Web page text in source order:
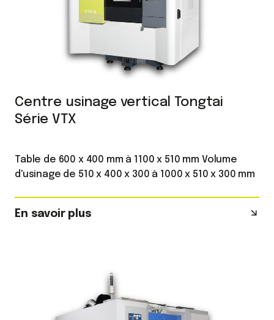
Centre usinage vertical Tongtai
Série VTX
Table de 600 x 400 mm à 1100 x 510 mm Volume
d'usinage de 510 x 400 x 300 à 1000 x 510 x 300 mm
En savoir plus